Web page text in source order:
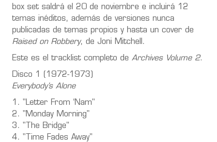
box set saldrá el 20 de noviembre e incluirá 12
temas inéditos, además de versiones nunca
publicadas de temas propios y hasta un cover de
Raised on Robbery, de Joni Mitchell.
Este es el tracklist completo de Archives Volume 2.
Disco 1 (1972-1973)
Everybody’s Alone
1. "Letter From ‘Nam"
2. "Monday Morning"
3. "The Bridge"
4. "Time Fades Away"